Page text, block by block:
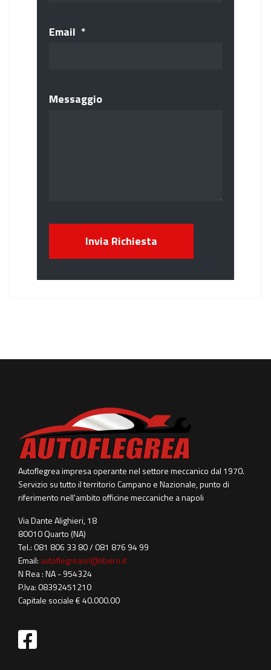
Email *
Messaggio
Invia Richiesta
Autoflegrea impresa operante nel settore meccanico dal 1970.
Servizio su tutto il territorio Campano e Nazionale, punto di
riferimento nell'ambito officine meccaniche a napoli
Via Dante Alighieri, 18
80010 Quarto (NA)
Tel.: 081 806 33 80 / 081 876 94 99
Email: autoflegreasrl@libero.it
N Rea : NA - 954324
P.Iva: 08392451210
Capitale sociale € 40.000.00